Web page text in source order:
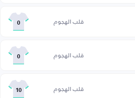
قلب الهجوم 0
قلب الهجوم 0
قلب الهجوم 10